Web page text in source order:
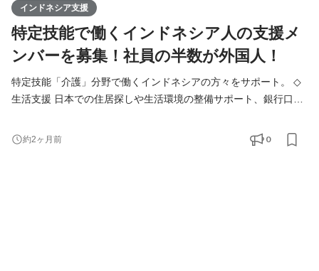
インドネシア支援
特定技能で働くインドネシア人の支援メ
ンバーを募集！社員の半数が外国人！
特定技能「介護」分野で働くインドネシアの方々をサポート。 ◇
生活支援 日本での住居探しや生活環境の整備サポート、銀行口座
トや就業規則、職場のルール説明、日常業務のサポート。 ◇通
約2ヶ月前 0